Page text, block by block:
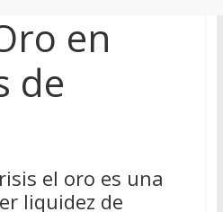
en
de
el oro es una
liquidez de